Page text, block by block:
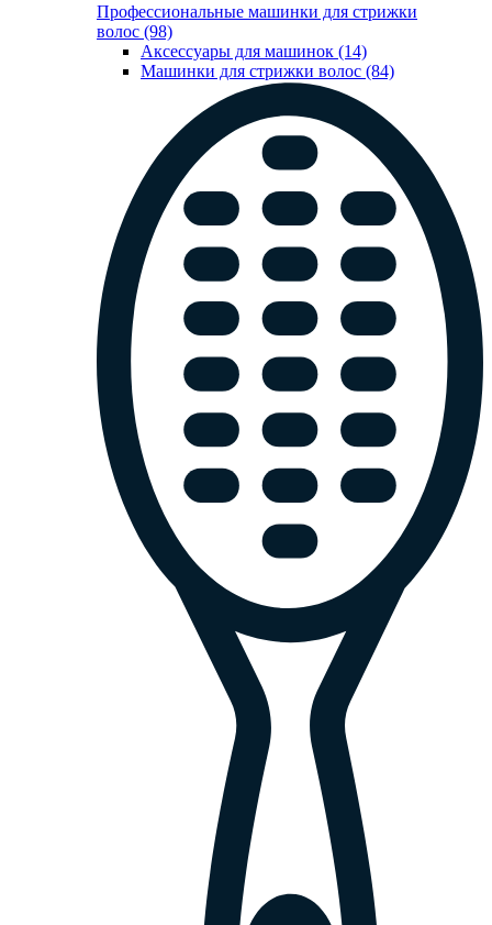
Профессиональные машинки для стрижки
волос (98)
Аксессуары для машинок (14)
Машинки для стрижки волос (84)